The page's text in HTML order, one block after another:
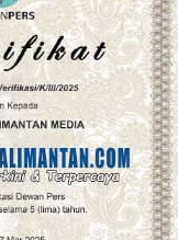
Bulan
Kota Ajak